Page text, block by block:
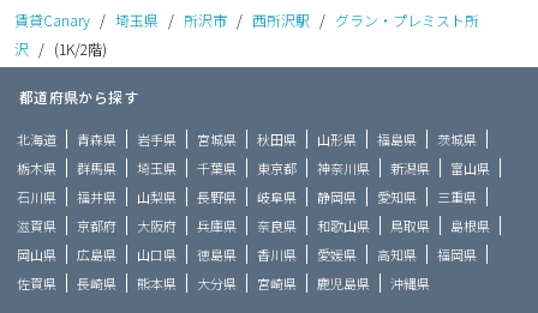
賃貸Canary / 埼玉県 / 所沢市 / 西所沢駅 / グラン・プレミスト所
沢 / (1K/2階)
都道府県から探す
北海道 青森県 岩手県 宮城県 秋田県 山形県 福島県
茨城県
栃木県
群馬県 埼玉県 千葉県 東京都 神奈川県 新潟県
富山県
石川県
福井県 山梨県 長野県 岐阜県 静岡県 愛知県
三重県
滋賀県
京都府 大阪府 兵庫県 奈良県 和歌山県 鳥取県
島根県
岡山県
広島県 山口県 徳島県 香川県 愛媛県 高知県
福岡県
佐賀県
長崎県 熊本県 大分県 宮崎県 鹿児島県 沖縄県